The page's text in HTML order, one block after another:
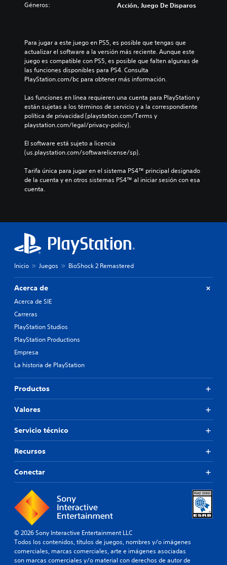
Géneros: Acción, Juego De Disparos
Para jugar a este juego en PS5, es posible que tengas que
actualizar el software a la versión más reciente. Aunque este
juego es compatible con PS5, es posible que falten algunas de
las funciones disponibles para PS4. Consulta
PlayStation.com/bc para obtener más información.
Las funciones en línea requieren una cuenta para PlayStation y
están sujetas a los términos de servicio y a la correspondiente
política de privacidad (playstation.com/Terms y
playstation.com/legal/privacy-policy).
El software está sujeto a licencia
(us.playstation.com/softwarelicense/sp).
Tarifa única para jugar en el sistema PS4™ principal designado
de la cuenta y en otros sistemas PS4™ al iniciar sesión con esa
cuenta.
Inicio Juegos BioShock 2 Remastered
Acerca de
Acerca de SIE
Carreras
PlayStation Studios
PlayStation Productions
Empresa
La historia de PlayStation
Productos
Valores
Servicio técnico
Recursos
Conectar
© 2026 Sony Interactive Entertainment LLC
Todos los contenidos, títulos de juegos, nombres y/o imágenes
comerciales, marcas comerciales, arte e imágenes asociadas
son marcas comerciales y/o material con derechos de autor de